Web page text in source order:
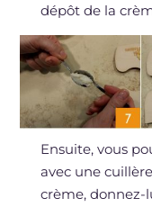
dépôt de la
Ensuite, vous
avec une
crème, donnez-